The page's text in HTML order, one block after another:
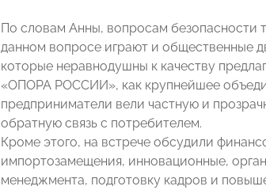
По словам Анны, вопросам безопасности
данном вопросе играют и общественные
которые неравнодушны к качеству
«ОПОРА РОССИИ», как крупнейшее
предприниматели вели частную и
обратную связь с потребителем.
Кроме этого, на встрече обсудили
импортозамещения, инновационные,
менеджмента, подготовку кадров и